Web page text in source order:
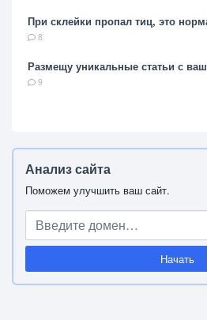
При склейки пропал тиц, это
8
Размещу уникальные статьи с
9
Анализ сайта
Поможем улучшить ваш сайт.
Начать